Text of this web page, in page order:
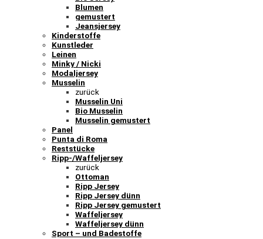
Blumen
gemustert
Jeansjersey
Kinderstoffe
Kunstleder
Leinen
Minky / Nicki
Modaljersey
Musselin
zurück
Musselin Uni
Bio Musselin
Musselin gemustert
Panel
Punta di Roma
Reststücke
Ripp-/Waffeljersey
zurück
Ottoman
Ripp Jersey
Ripp Jersey dünn
Ripp Jersey gemustert
Waffeljersey
Waffeljersey dünn
Sport – und Badestoffe